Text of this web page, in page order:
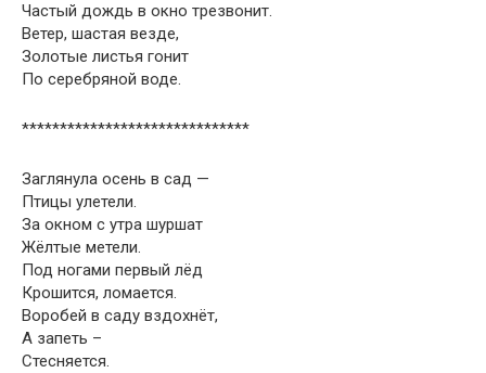
Частый дождь в окно трезвонит.
Ветер, шастая везде,
Золотые листья гонит
По серебряной воде.
******************************
Заглянула осень в сад —
Птицы улетели.
За окном с утра шуршат
Жёлтые метели.
Под ногами первый лёд
Крошится, ломается.
Воробей в саду вздохнёт,
А запеть –
Стесняется.